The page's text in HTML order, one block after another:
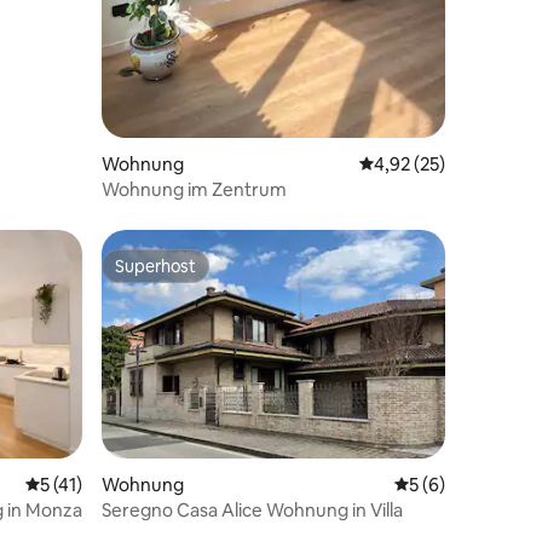
Wohnung Durchschnittliche
4,92 (25)
Wohnung im Zentrum
Bewertungen
Durchschnittliche Bewertung: 5 von 5, 41 Bewertungen
5 (41)
in Monza
Superhost
Superhost
Wohnung
5 (6)
Seregno Casa Alice Wohnung in Villa